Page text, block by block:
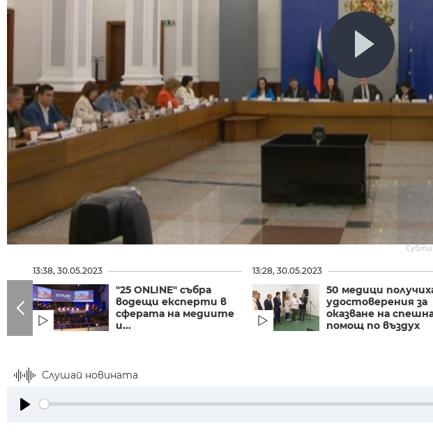
13:38, 30.05.2023
"25 ONLINE" събра
водещи експерти в
сферата на медиите
и...
13:28, 30.05.2023
50 медици
удостоверения за
оказване на
помощ по въздух
Слушай новината